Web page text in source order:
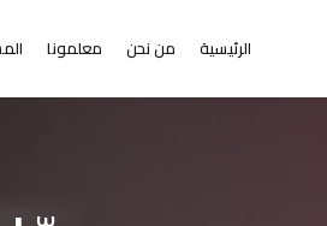
الرئيسية من نحن معلمونا